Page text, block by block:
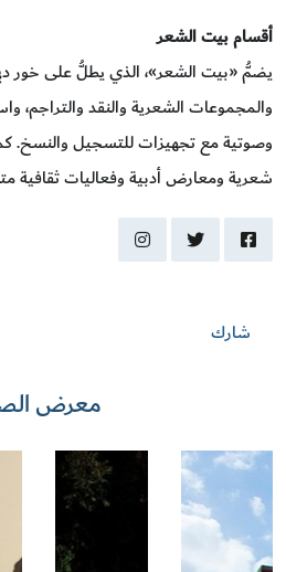
أقسام بيت الشعر
يضمُّ «بيت الشعر»، الذي يطلُّ على خور
والمجموعات الشعرية والنقد والتراجم،
وصوتية مع تجهيزات للتسجيل والنسخ.
شعرية ومعارض أدبية وفعاليات ثقافية
facebook
twitter
شارك
معرض